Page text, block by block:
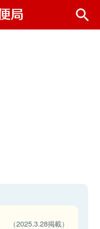
（2025.3.28掲載）